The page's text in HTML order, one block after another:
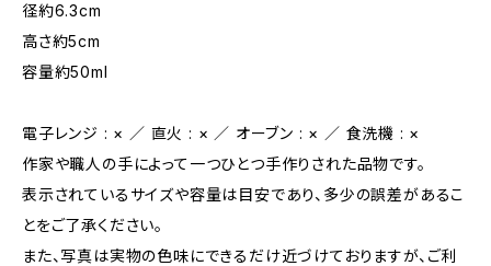
径約6.3cm
高さ約5cm
容量約50ml
電子レンジ : × ／ 直火 : × ／ オーブン : × ／ 食洗機 : ×
作家や職人の手によって一つひとつ手作りされた品物です。
表示されているサイズや容量は目安であり、多少の誤差があるこ
とをご了承ください。
また、写真は実物の色味にできるだけ近づけておりますが、ご利